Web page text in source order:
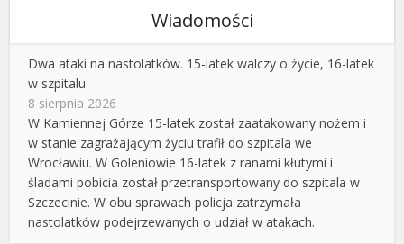
Wiadomości
Dwa ataki na nastolatków. 15-latek walczy o życie, 16-latek
w szpitalu
8 sierpnia 2026
W Kamiennej Górze 15-latek został zaatakowany nożem i
w stanie zagrażającym życiu trafił do szpitala we
Wrocławiu. W Goleniowie 16-latek z ranami kłutymi i
śladami pobicia został przetransportowany do szpitala w
Szczecinie. W obu sprawach policja zatrzymała
nastolatków podejrzewanych o udział w atakach.